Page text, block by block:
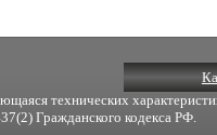
технических
Гражданского кодекса РФ.